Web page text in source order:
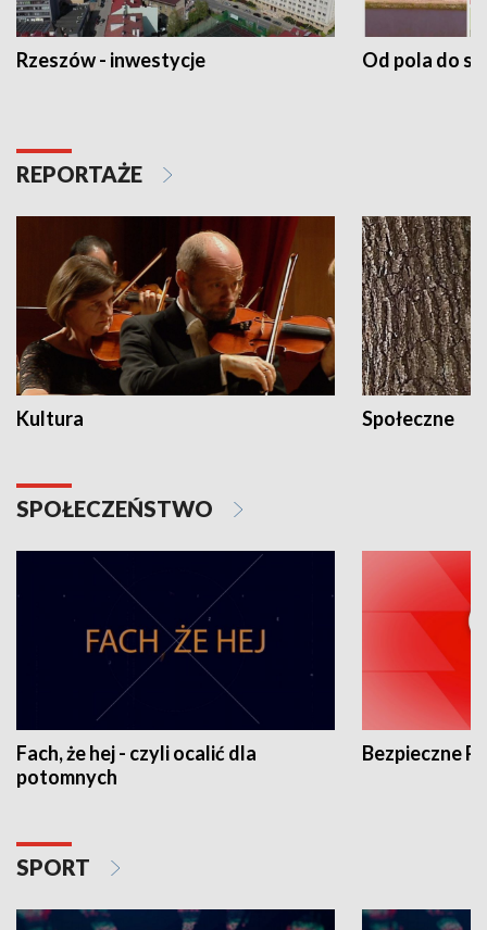
Rzeszów - inwestycje Od pola do
REPORTAŻE
Kultura Społeczne
SPOŁECZEŃSTWO
Fach, że hej - czyli ocalić dla
potomnych
Bezpieczne
SPORT